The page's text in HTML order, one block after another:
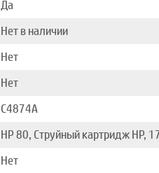
Да
Нет в наличии
Нет
Нет
C4874A
HP 80, Струйный картридж HP,
Нет